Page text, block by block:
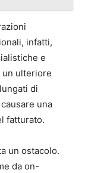
infatti,
e
un ulteriore
di
una
fatturato.
un ostacolo.
da on-